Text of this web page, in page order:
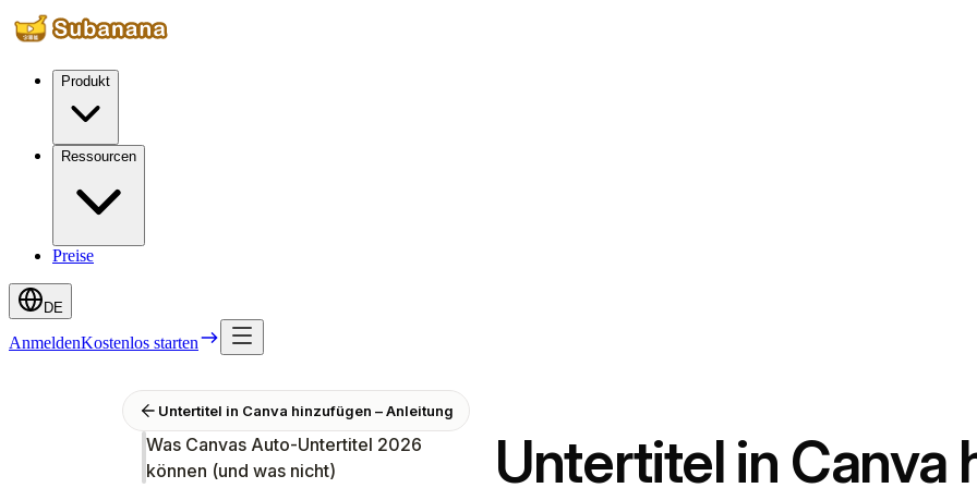
Produkt
Ressourcen
Preise
DE
AnmeldenKostenlos starten
Untertitel in Canva hinzufügen – Anleitung
Was Canvas Auto-Untertitel 2026
können (und was nicht)
Untertitel in Canva